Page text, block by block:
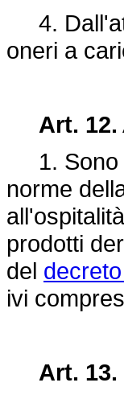
4.
oneri a
Art. 12.
1. Sono
norme
prodotti
del
ivi
Art. 13.